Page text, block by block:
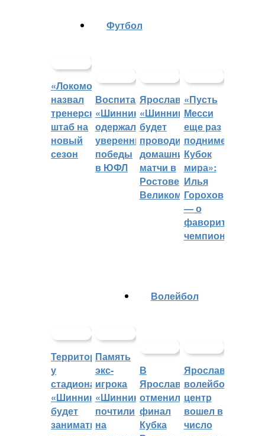
«Локомотив»
назвал
тренерский
штаб на
новый
сезон
Футбол
Воспитанники
«Шинника»
одержали
уверенные
победы
в ЮФЛ
Ярославский
«Шинник»
будет
проводить
домашние
матчи в
Ростове
Великом
«Пусть
Месси
еще раз
поднимет
Кубок
мира»:
Илья
Горохов
— о
фаворитах
чемпионата
Территорией
у
стадиона
«Шинник»
будет
заниматься
Память
экс-
игрока
«Шинника»
почтили
на
Волейбол
В
Ярославле
отменили
финал
Кубка
Ярославский
волейбольный
центр
вошел в
число